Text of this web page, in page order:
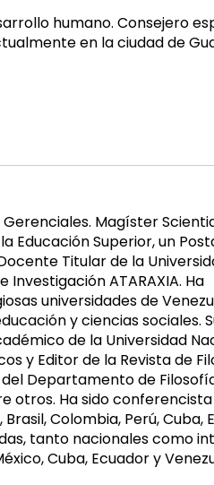
humano. Consejero
en la ciudad de
Magíster
Educación Superior, un
Titular de la
ATARAXIA. Ha
universidades de
y ciencias sociales.
de la Universidad
y Editor de la Revista de
Departamento de
otros. Ha sido
Colombia, Perú, Cuba,
tanto nacionales como
Cuba, Ecuador y